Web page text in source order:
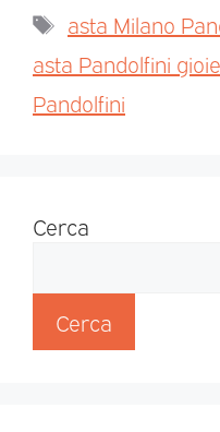
asta Milano
asta Pandolfini
Pandolfini
Cerca
Cerca